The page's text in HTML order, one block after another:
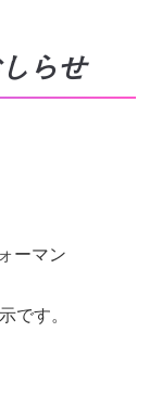
らせ
ーマン
です。